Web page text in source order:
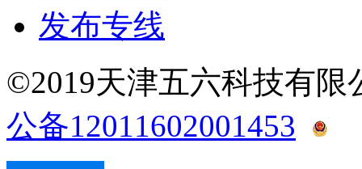
发布专线
©2019天津五六科技有
公备12011602001453